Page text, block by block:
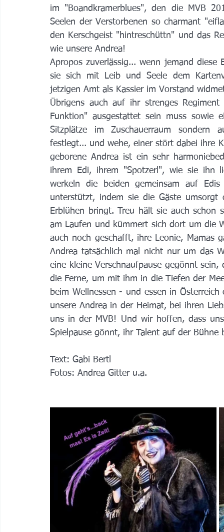
im "Boandkramerblues", den die MVB
Seelen der Verstorbenen so charmant
den Kerschgeist "hintreschüttn" und das
wie unsere Andrea!
Apropos zuverlässig... wenn jemand diese
sie sich mit Leib und Seele dem
jetzigen Amt als Kassier im Vorstand
Übrigens auch auf ihr strenges
Funktion" ausgestattet sein muss sowie
Sitzplätze im Zuschauerraum sondern
festlegt... und wehe, einer stört dabei ihre
geborene Andrea ist ein sehr
ihrem Edi, ihrem "Spotzerl", wie sie ihn
werkeln die beiden gemeinsam auf
unterstützt, indem sie die Gäste
Erblühen bringt. Treu hält sie auch schon
am Laufen und kümmert sich dort um die
auch noch geschafft, ihre Leonie, Mamas
Andrea tatsächlich mal nicht nur um das
eine kleine Verschnaufpause gegönnt
die Ferne, um mit ihm in die Tiefen der
beim Wellnessen - und essen in
unsere Andrea in der Heimat, bei ihren
uns in der MVB! Und wir hoffen, dass
Spielpause gönnt, ihr Talent auf der
Text: Gabi Bertl
Fotos: Andrea Gitter u.a.